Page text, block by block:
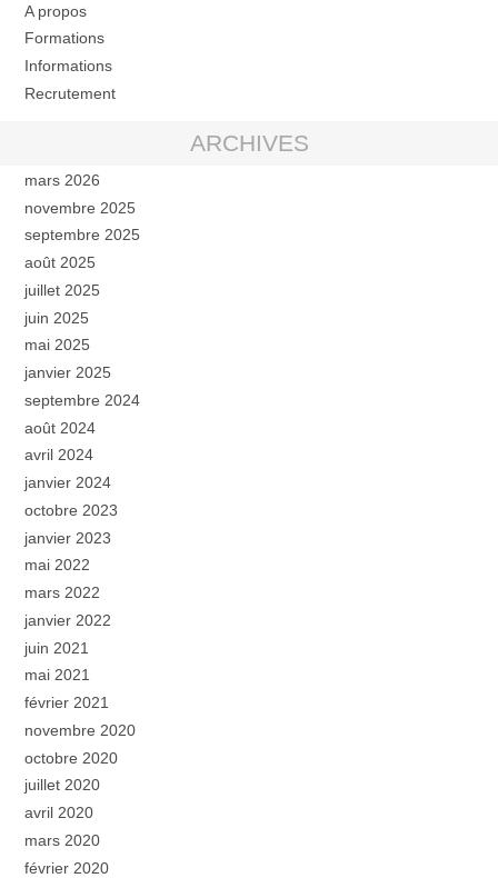
A propos
Formations
Informations
Recrutement
ARCHIVES
mars 2026
novembre 2025
septembre 2025
août 2025
juillet 2025
juin 2025
mai 2025
janvier 2025
septembre 2024
août 2024
avril 2024
janvier 2024
octobre 2023
janvier 2023
mai 2022
mars 2022
janvier 2022
juin 2021
mai 2021
février 2021
novembre 2020
octobre 2020
juillet 2020
avril 2020
mars 2020
février 2020